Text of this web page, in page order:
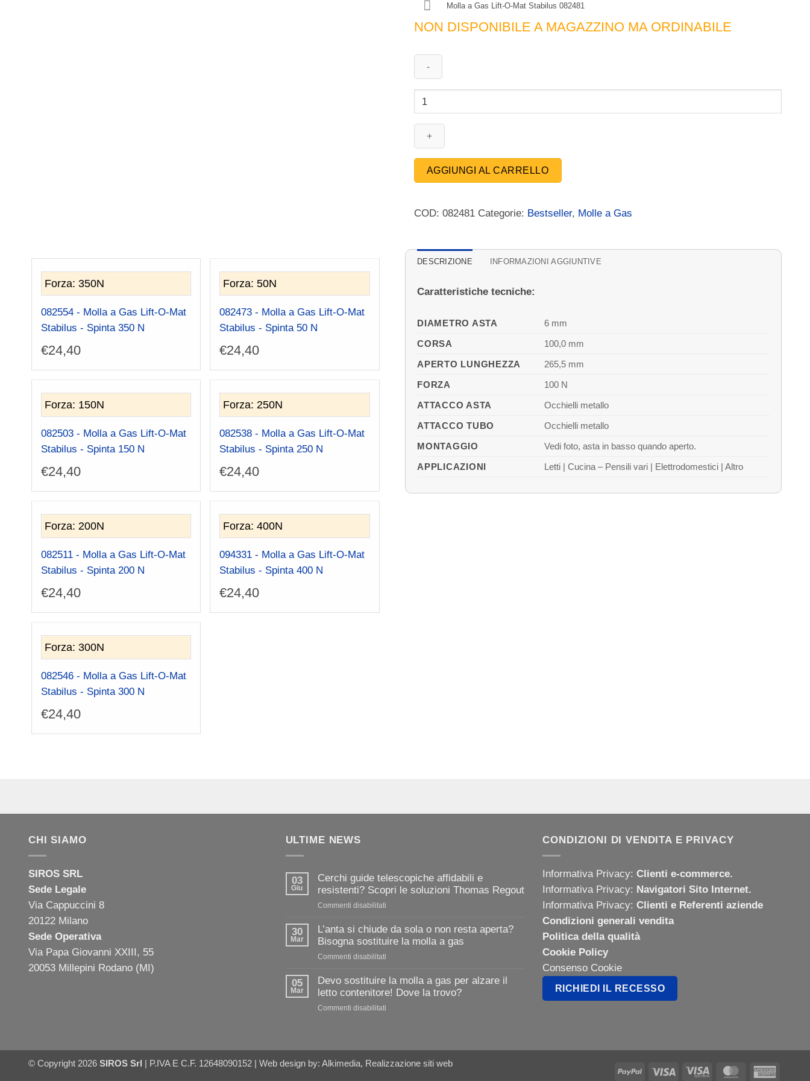
Molla a Gas Lift-O-Mat Stabilus 082481
NON DISPONIBILE A MAGAZZINO MA ORDINABILE
082481
Molla
Lift-
O-
Stabilus
AGGIUNGI AL CARRELLO
COD: 082481 Categorie: Bestseller, Molle a Gas
Forza: 350N
082554 - Molla a Gas Lift-O-Mat
Stabilus - Spinta 350 N
€24,40
Forza: 50N
082473 - Molla a Gas Lift-O-Mat
Stabilus - Spinta 50 N
€24,40
Forza: 150N
082503 - Molla a Gas Lift-O-Mat
Stabilus - Spinta 150 N
€24,40
Forza: 250N
082538 - Molla a Gas Lift-O-Mat
Stabilus - Spinta 250 N
€24,40
Forza: 200N
082511 - Molla a Gas Lift-O-Mat
Stabilus - Spinta 200 N
€24,40
Forza: 400N
094331 - Molla a Gas Lift-O-Mat
Stabilus - Spinta 400 N
€24,40
Forza: 300N
082546 - Molla a Gas Lift-O-Mat
Stabilus - Spinta 300 N
€24,40
DESCRIZIONE INFORMAZIONI AGGIUNTIVE
Caratteristiche tecniche:
DIAMETRO ASTA
6 mm
CORSA
100,0 mm
APERTO LUNGHEZZA
265,5 mm
FORZA
100 N
ATTACCO ASTA
Occhielli metallo
ATTACCO TUBO
Occhielli metallo
MONTAGGIO
Vedi foto, asta in basso quando aperto.
APPLICAZIONI
Letti | Cucina – Pensili vari | Elettrodomestici | Altro
CHI SIAMO
SIROS SRL
Sede Legale
Via Cappuccini 8
20122 Milano
Sede Operativa
Via Papa Giovanni XXIII, 55
20053 Millepini Rodano (MI)
ULTIME NEWS
03
Giu
Cerchi guide telescopiche affidabili e
resistenti? Scopri le soluzioni Thomas Regout
Commenti disabilitatisu
guide
telescopiche
e
Scopri
le
30
Mar
L’anta si chiude da sola o non resta aperta?
Bisogna sostituire la molla a gas
Commenti disabilitatisu
si
chiude
sola
Bisogna
05
Mar
Devo sostituire la molla a gas per alzare il
letto contenitore! Dove la trovo?
Commenti disabilitatisu
molla
a
CONDIZIONI DI VENDITA E PRIVACY
Informativa Privacy:Clienti e-commerce.
Informativa Privacy: Navigatori Sito Internet.
Informativa Privacy:Clienti e Referenti aziende
Condizioni generali vendita
Politica della qualità
Cookie Policy
Consenso Cookie
RICHIEDI IL RECESSO
PayPal Visa
Visa
MasterCard
© Copyright 2026 SIROS Srl | P.IVA E C.F. 12648090152 | Web design by: Alkimedia, Realizzazione siti web